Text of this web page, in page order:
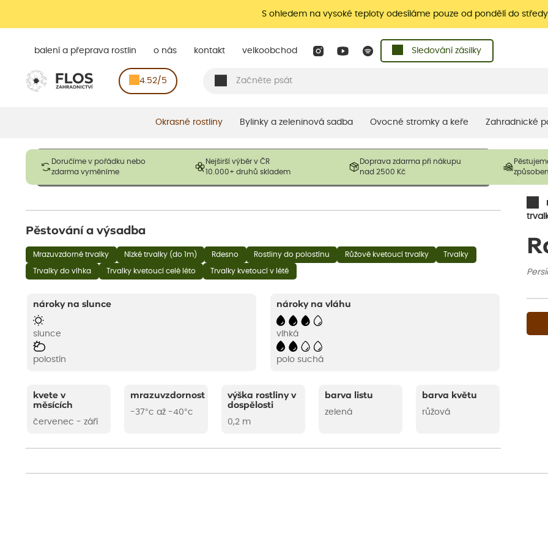
S ohledem na vysoké teploty odesíláme pouze od pondělí do středy
balení a přeprava rostlin o nás kontakt velkoobchod Sledování zásilky
4.52/5
Okrasné rostliny Bylinky a zeleninová sadba Ovocné stromky a keře Zahradnické
Doručíme v pořádku nebo
zdarma vyměníme
Nejširší výběr v ČR
10.000+ druhů skladem
Doprava zdarma při nákupu
nad 2500 Kč
Obrázky slouží pouze pro ilustrační účely a mají reprezentovat prodávané produkty. V závislosti na sezónnosti mohou být
opadavé rostliny dodávány v dormantním stavu a bez listů. Rostliny mohou být také sestřiženy níže, než je uvedená
Pěstování a výsadba
Mrazuvzdorné trvalky Nízké trvalky (do 1m) Rdesno Rostliny do polostínu Růžově kvetoucí trvalky Trvalky
Trvalky do vlhka Trvalky kvetoucí celé léto Trvalky kvetoucí v létě
nároky na slunce
slunce
polostín
nároky na vláhu
vlhká
polo suchá
kvete v
měsících
červenec - září
mrazuvzdornost
-37°c až -40°c
výška rostliny v
dospělosti
0,2 m
barva listu
zelená
barva květu
růžová